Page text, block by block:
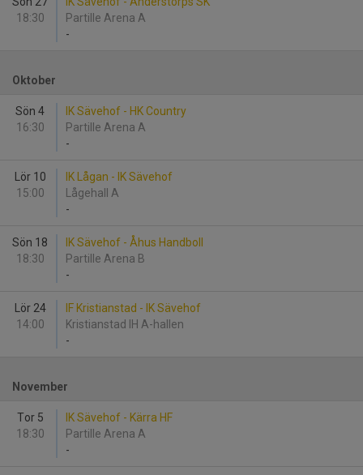
18:30
Partille Arena A
-
Oktober
Sön 4
16:30
IK Sävehof - HK Country
Partille Arena A
-
Lör 10
15:00
IK Lågan - IK Sävehof
Lågehall A
-
Sön 18
18:30
IK Sävehof - Åhus Handboll
Partille Arena B
-
Lör 24
14:00
IF Kristianstad - IK Sävehof
Kristianstad IH A-hallen
-
November
Tor 5
18:30
IK Sävehof - Kärra HF
Partille Arena A
-